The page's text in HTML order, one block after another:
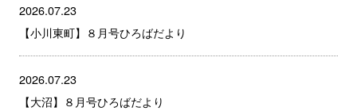
2026.07.23
【小川東町】８月号ひろばだより
2026.07.23
【大沼】８月号ひろばだより